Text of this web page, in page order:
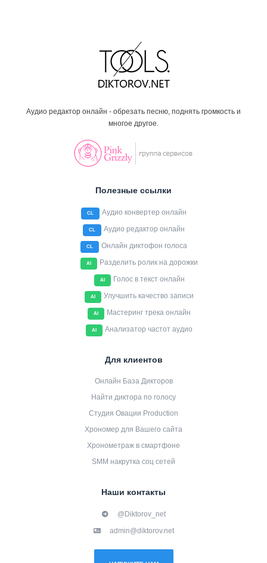
Аудио редактор онлайн - обрезать песню, поднять громкость и
многое другое.
Полезные ссылки
CL Аудио конвертер онлайн
CL Аудио редактор онлайн
CL Онлайн диктофон голоса
AI Разделить ролик на дорожки
AI Голос в текст онлайн
AI Улучшить качество записи
AI Мастеринг трека онлайн
AI Анализатор частот аудио
Для клиентов
Онлайн База Дикторов
Найти диктора по голосу
Студия Овации Production
Хрономер для Вашего сайта
Хронометраж в смартфоне
SMM накрутка соц сетей
Наши контакты
@Diktorov_net
admin@diktorov.net